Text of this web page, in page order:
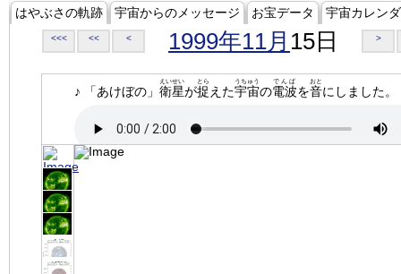
はやぶさの軌跡 宇宙からのメッセージ お宝データ 宇宙カレン
<<< << < 1999年11月 15日 >
♪ 「あけぼの」 衛星
えいせい
が捉
とら
えた宇宙
うちゅう
の電波
でんぱ
を音
おと
にしました。